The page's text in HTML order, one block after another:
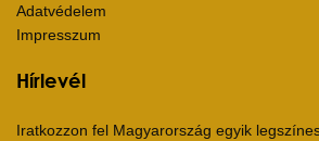
Adatvédelem
Impresszum
Hírlevél
Iratkozzon fel Magyarország egyik